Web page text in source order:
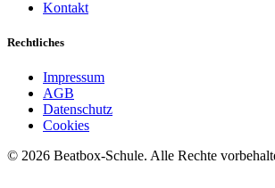
Kontakt
Rechtliches
Impressum
AGB
Datenschutz
Cookies
© 2026 Beatbox-Schule. Alle Rechte